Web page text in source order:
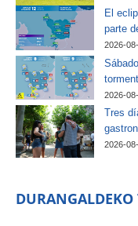
El
parte
2026-
2026-
Tres
2026-
DURANGALDEKO